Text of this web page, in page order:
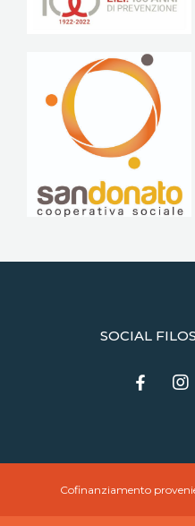
SOCIAL
Cofinanziamento